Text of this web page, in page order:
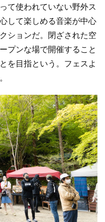
て使われていない野外ス
して楽しめる音楽が中心
ションだ。閉ざされた空
プンな場で開催すること
を目指という。フェスよ